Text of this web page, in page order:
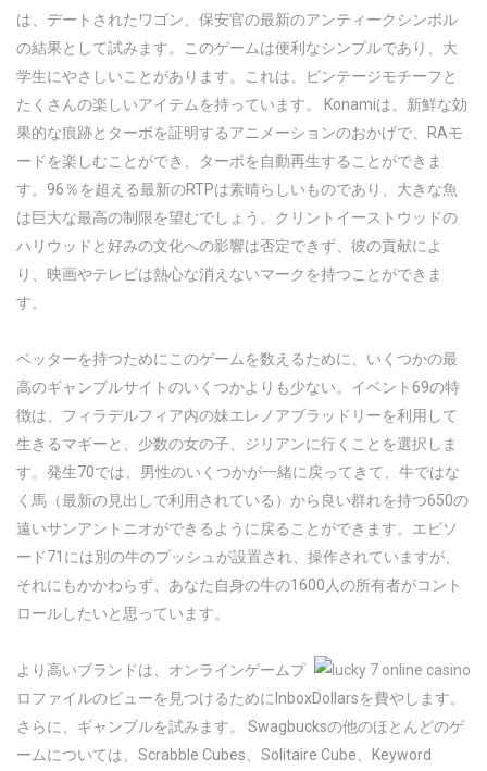
は、デートされたワゴン、保安官の最新のアンティークシンボル
の結果として試みます。このゲームは便利なシンプルであり、大
学生にやさしいことがあります。これは、ビンテージモチーフと
たくさんの楽しいアイテムを持っています。 Konamiは、新鮮な効
果的な痕跡とターボを証明するアニメーションのおかげで、RAモ
ードを楽しむことができ、ターボを自動再生することができま
す。96％を超える最新のRTPは素晴らしいものであり、大きな魚
は巨大な最高の制限を望むでしょう。クリントイーストウッドの
ハリウッドと好みの文化への影響は否定できず、彼の貢献によ
り、映画やテレビは熱心な消えないマークを持つことができま
す。
ベッターを持つためにこのゲームを数えるために、いくつかの最
高のギャンブルサイトのいくつかよりも少ない。イベント69の特
徴は、フィラデルフィア内の妹エレノアブラッドリーを利用して
生きるマギーと、少数の女の子、ジリアンに行くことを選択しま
す。発生70では、男性のいくつかが一緒に戻ってきて、牛ではな
く馬（最新の見出しで利用されている）から良い群れを持つ650の
遠いサンアントニオができるように戻ることができます。エピソ
ード71には別の牛のプッシュが設置され、操作されていますが、
それにもかかわらず、あなた自身の牛の1600人の所有者がコント
ロールしたいと思っています。
より高いブランドは、オンラインゲームプ
ロファイルのビューを見つけるためにInboxDollarsを費やします。
さらに、ギャンブルを試みます。 Swagbucksの他のほとんどのゲ
ームについては、Scrabble Cubes、Solitaire Cube、Keyword